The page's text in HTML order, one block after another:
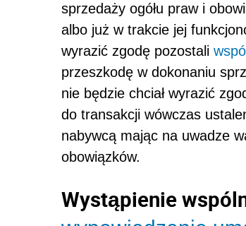
sprzedaży ogółu praw i
albo już w trakcie jej
wyrazić zgodę pozostali
przeszkodę w dokonaniu
nie będzie chciał wyrazić
do transakcji wówczas
nabywcą mając na uwadze
obowiązków.
Wystąpienie